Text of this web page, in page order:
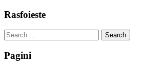
Rasfoieste
Search
for:
Pagini